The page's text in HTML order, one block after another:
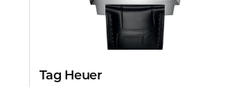
Tag Heuer